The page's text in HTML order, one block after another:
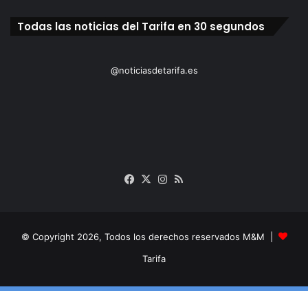
Todas las noticias del Tarifa en 30 segundos
@noticiasdetarifa.es
Facebook
X Instagram
© Copyright 2026, Todos los derechos reservados M&M |
Tarifa